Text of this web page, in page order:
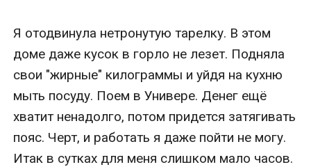
Я отодвинула нетронутую тарелку. В этом
доме даже кусок в горло не лезет. Подняла
свои "жирные" килограммы и уйдя на кухню
мыть посуду. Поем в Универе. Денег ещё
хватит ненадолго, потом придется затягивать
пояс. Черт, и работать я даже пойти не могу.
Итак в сутках для меня слишком мало часов.